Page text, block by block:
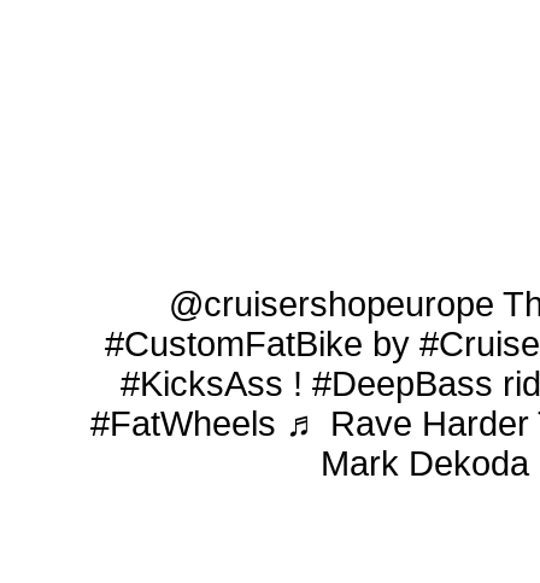
@cruisershopeurope
#CustomFatBike by
#KicksAss ! #DeepBass
#FatWheels ♬ Rave Harder
Mark Dekoda